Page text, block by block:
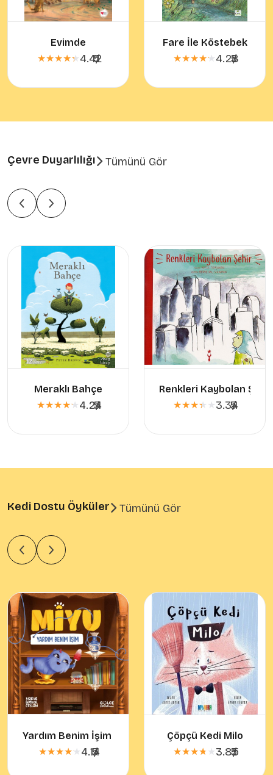
Evimde
★★★★★
★★★★★4.42
/
5
Fare İle Köstebek
★★★★★
★★★★★4.28
/
5
Çevre Duyarlılığı Tümünü Gör
Meraklı Bahçe
★★★★★
★★★★★4.24
/
5
Renkleri Kaybolan Şehir
★★★★★
★★★★★3.34
/
5
Kedi Dostu Öyküler Tümünü Gör
Yardım Benim İşim - Miyu
★★★★★
★★★★★4.14
/
5
Çöpçü Kedi Milo
★★★★★
★★★★★3.85
/
5